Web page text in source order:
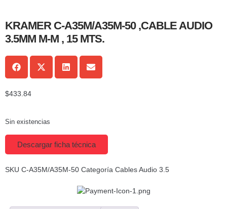
KRAMER C-A35M/A35M-50 ,CABLE AUDIO
3.5MM M-M , 15 MTS.
$433.84
Sin existencias
Descargar ficha técnica
SKU C-A35M/A35M-50 Categoría Cables Audio 3.5